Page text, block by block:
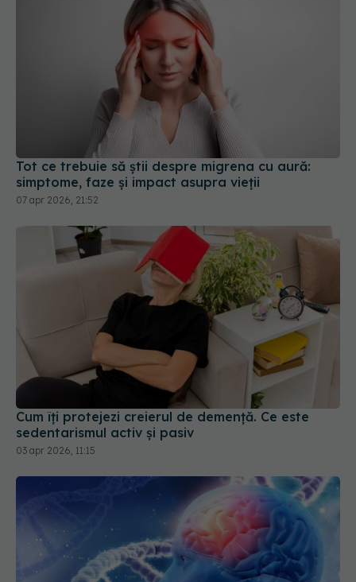
Tot ce trebuie să știi despre migrena cu aură:
simptome, faze și impact asupra vieții
Cum îți protejezi creierul de demență. Ce este
sedentarismul activ și pasiv
03 apr 2026, 11:15